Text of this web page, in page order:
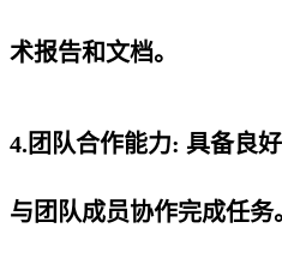
术报告和文档。
4.团队合作能力: 具备良
与团队成员协作完成任务